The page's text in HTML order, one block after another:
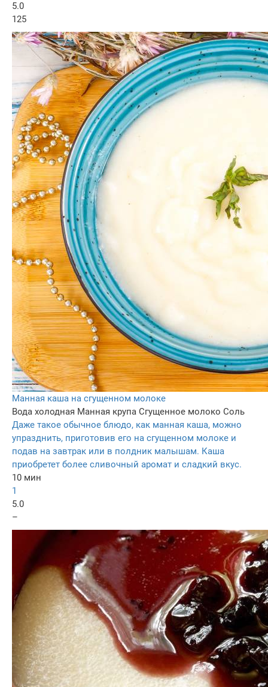
5.0
125
Манная каша на сгущенном молоке
Вода холодная Манная крупа Сгущенное молоко Соль
Даже такое обычное блюдо, как манная каша, можно
упразднить, приготовив его на сгущенном молоке и
подав на завтрак или в полдник малышам. Каша
приобретет более сливочный аромат и сладкий вкус.
10 мин
1
5.0
–